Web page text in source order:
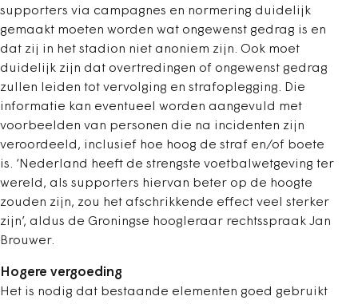
supporters via campagnes en normering duidelijk
gemaakt moeten worden wat ongewenst gedrag is en
dat zij in het stadion niet anoniem zijn. Ook moet
duidelijk zijn dat overtredingen of ongewenst gedrag
zullen leiden tot vervolging en strafoplegging. Die
informatie kan eventueel worden aangevuld met
voorbeelden van personen die na incidenten zijn
veroordeeld, inclusief hoe hoog de straf en/of boete
is. ‘Nederland heeft de strengste voetbalwetgeving ter
wereld, als supporters hiervan beter op de hoogte
zouden zijn, zou het afschrikkende effect veel sterker
zijn’, aldus de Groningse hoogleraar rechtsspraak Jan
Brouwer.
Hogere vergoeding
Het is nodig dat bestaande elementen goed gebruikt